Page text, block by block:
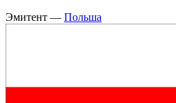
Эмитент — Польша